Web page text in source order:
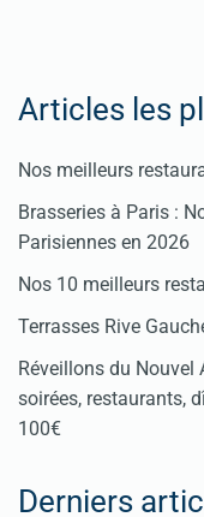
Articles les
Nos meilleurs
Brasseries à Paris :
Parisiennes en 2026
Nos 10 meilleurs
Terrasses Rive
Réveillons du Nouvel
soirées, restaurants,
100€
Derniers